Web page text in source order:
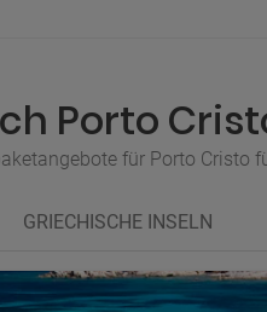
Porto
für Porto Cristo
GRIECHISCHE INSELN